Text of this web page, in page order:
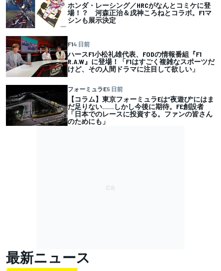
ホンダ・レーシング／HRCがなんとコミケに登
場！？ 河森正治＆戌神ころねとコラボ。F1マ
シンも展示決定
F14 日前
ハースF1小松礼雄代表、FODの情報番組『F1
R.A.W』に登場！「F1はすごく複雑なスポーツだ
けど、その人間ドラマに注目して欲しい」
フォーミュラE5 日前
【コラム】東京フォーミュラEは”夜遊び”にはま
だ足りない……しかし今後に期待。FE創設者
「日本でのレースに投資する。ファンの皆さん
のためにも」
最新ニュース